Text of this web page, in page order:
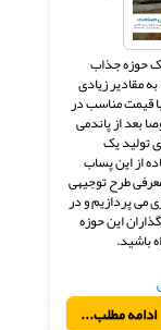
حوزه جذاب
مقادیر زیادی
قیمت مناسب در
بعد از پاندمی
تولید یک
از این پساب
طرح توجیهی
می پردازیم و در
این حوزه
باشید.
ادامه مطلب...